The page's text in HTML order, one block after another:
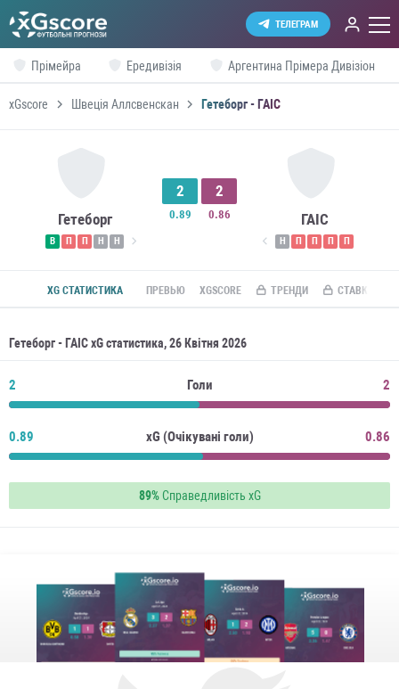
ТЕЛЕГРАМ
Прімейра Ередивізія Аргентина Прімера Дивізіон
xGscore Швеція Аллсвенскан Гетеборг - ГАІС
Гетеборг
В П П Н Н
2
0.89
2
0.86 ГАІС
Н П П П П
XG СТАТИСТИКА ПРЕВЬЮ XGSCORE ТРЕНДИ СТАВКИ ПО
Гетеборг - ГАІС xG статистика, 26 Квітня 2026
2 Голи 2
0.89 xG (Очікувані голи) 0.86
89%Справедливість xG